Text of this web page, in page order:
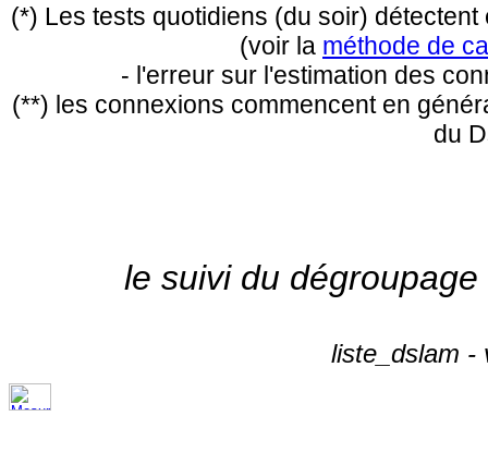
(*) Les tests quotidiens (du soir)
(voir la méthode de
- l'erreur sur l'estimation des
(**) les connexions commencent en
du
le suivi du
liste_dslam -